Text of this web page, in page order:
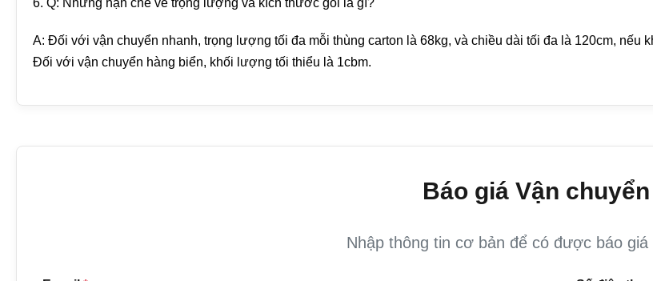
6. Q: Những hạn chế về trọng lượng và kích thước gói là gì?
A: Đối với vận chuyển nhanh, trọng lượng tối đa mỗi thùng carton là 68kg, và chiều dài tối đa là 120cm,
Đối với vận chuyển hàng biển, khối lượng tối thiểu là 1cbm.
Báo giá Vận
Nhập thông tin cơ bản để có được báo giá